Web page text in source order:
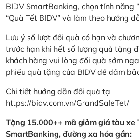
BIDV SmartBanking, chọn tính năng
“Quà Tết BIDV” và làm theo hướng
Lưu ý số lượt đổi quà có hạn và
trước hạn khi hết số lượng quà tặng
khách hàng vui lòng đổi quà sớm
phiếu quà tặng của BIDV để đảm
Chi tiết hướng dẫn đổi quà tại
https://bidv.com.vn/GrandSaleTet/
Tặng 15.000++ mã giảm giá tàu xe
SmartBanking, đường xa hóa gần: